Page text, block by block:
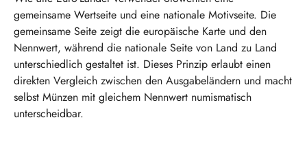
gemeinsame Wertseite und eine nationale Motivseite. Die
gemeinsame Seite zeigt die europäische Karte und den
Nennwert, während die nationale Seite von Land zu Land
unterschiedlich gestaltet ist. Dieses Prinzip erlaubt einen
direkten Vergleich zwischen den Ausgabeländern und macht
selbst Münzen mit gleichem Nennwert numismatisch
unterscheidbar.